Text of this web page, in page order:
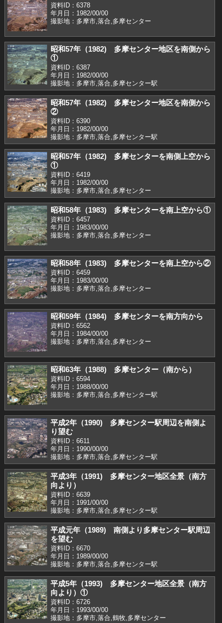
資料ID：6378
年月日：1982/00/00
撮影地：多摩市,落合,多摩センター
昭和57年（1982) 多摩センター地区を南側から
①
資料ID：6387
年月日：1982/00/00
撮影地：多摩市,落合,多摩センター駅
昭和57年（1982) 多摩センター地区を南側から
②
資料ID：6390
年月日：1982/00/00
撮影地：多摩市,落合,多摩センター駅
昭和57年（1982) 多摩センターを南側上空から
①
資料ID：6419
年月日：1982/00/00
撮影地：多摩市,落合,多摩センター
昭和58年（1983) 多摩センターを南上空から①
資料ID：6457
年月日：1983/00/00
撮影地：多摩市,落合,多摩センター
昭和58年（1983) 多摩センターを南上空から②
資料ID：6459
年月日：1983/00/00
撮影地：多摩市,落合,多摩センター
昭和59年（1984) 多摩センターを南方向から
資料ID：6562
年月日：1984/00/00
撮影地：多摩市,落合,多摩センター
昭和63年（1988) 多摩センター（南から）
資料ID：6594
年月日：1988/00/00
撮影地：多摩市,落合,多摩センター駅
平成2年（1990) 多摩センター駅周辺を南側よ
り望む
資料ID：6611
年月日：1990/00/00
撮影地：多摩市,落合,多摩センター駅
平成3年（1991) 多摩センター地区全景（南方
向より）
資料ID：6639
年月日：1991/00/00
撮影地：多摩市,落合,多摩センター駅
平成元年（1989) 南側より多摩センター駅周辺
を望む
資料ID：6670
年月日：1989/00/00
撮影地：多摩市,落合,多摩センター駅
平成5年（1993) 多摩センター地区全景（南方
向より）①
資料ID：6726
年月日：1993/00/00
撮影地：多摩市,落合,鶴牧,多摩センター